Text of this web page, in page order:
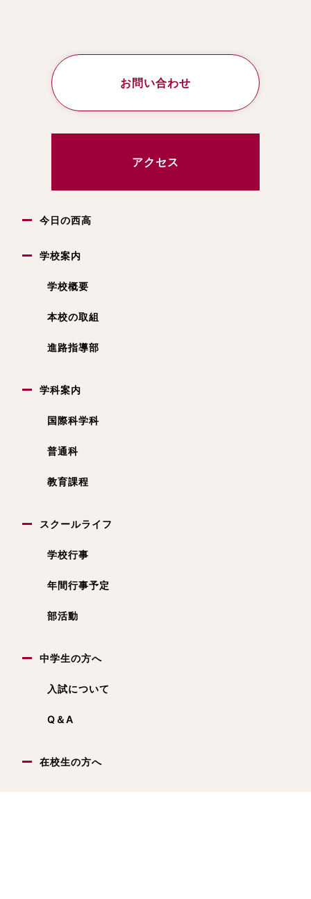
お問い合わせ
アクセス
今日の西高
学校案内
学校概要
本校の取組
進路指導部
学科案内
国際科学科
普通科
教育課程
スクールライフ
学校行事
年間行事予定
部活動
中学生の方へ
入試について
Q＆A
在校生の方へ